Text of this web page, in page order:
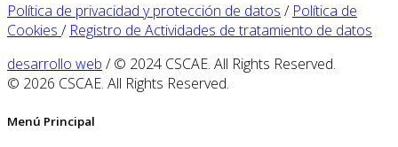
Política de privacidad y protección de datos / Política de
Cookies / Registro de Actividades de tratamiento de datos
desarrollo web / © 2024 CSCAE. All Rights Reserved.
© 2026 CSCAE. All Rights Reserved.
Menú Principal